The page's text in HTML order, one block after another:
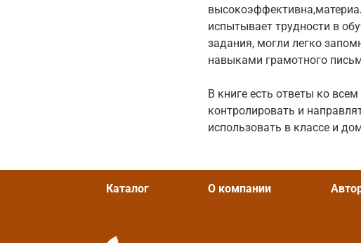
испытывает трудности в
задания, могли легко
навыками грамотного
В книге есть ответы ко
контролировать и
использовать в классе и
Каталог О компании